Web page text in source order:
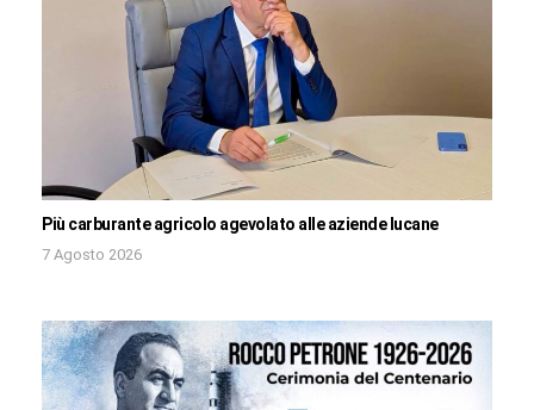
Più carburante agricolo agevolato alle aziende lucane
7 Agosto 2026